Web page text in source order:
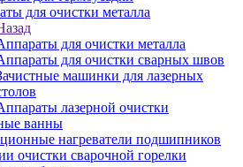
для очистки металла
для очистки металла
для очистки сварных швов
машинки для лазерных
лазерной очистки
ванны
нагреватели подшипников
очистки сварочной горелки